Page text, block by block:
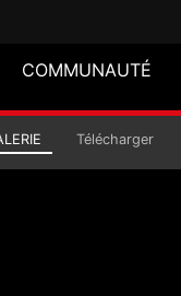
COMMUNAUTÉ
Télécharger